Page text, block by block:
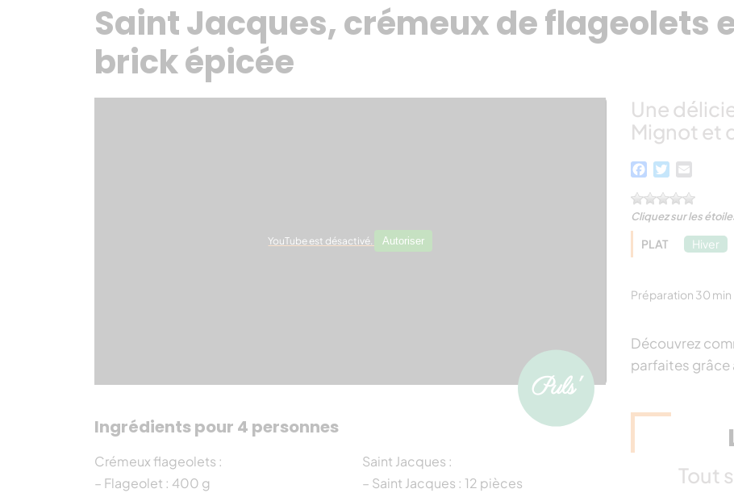
Saint Jacques, crémeux de flageolets
brick épicée
YouTube est désactivé. Autoriser
Une
Mignot et
Facebook
Twitter
Cliquez sur les
PLAT Hiver
Préparation 30 min
Découvrez
parfaites grâce
Ingrédients pour 4 personnes
Crémeux flageolets :
– Flageolet : 400 g
Saint Jacques :
– Saint Jacques : 12 pièces
Tout